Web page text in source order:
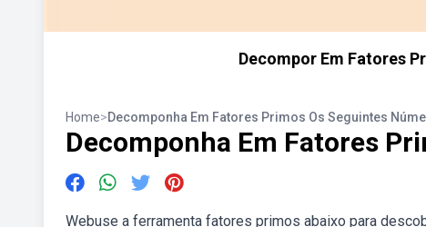
Decompor Em Fatores
Home>Decomponha Em Fatores Primos Os Seguintes
Decomponha Em Fatores
Webuse a ferramenta fatores primos abaixo para